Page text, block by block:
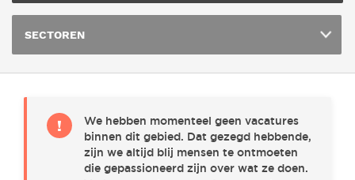
SECTOREN
ENGINEERING
SALES & MARKETING(0)
!
We hebben momenteel geen vacatures
binnen dit gebied. Dat gezegd hebbende,
zijn we altijd blij mensen te ontmoeten
die gepassioneerd zijn over wat ze doen.